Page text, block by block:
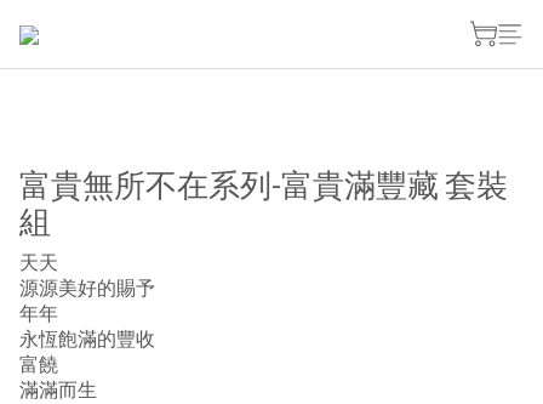
富貴無所不在系列-富貴滿豐藏 套裝
組
天天
源源美好的賜予
年年
永恆飽滿的豐收
富饒
滿滿而生